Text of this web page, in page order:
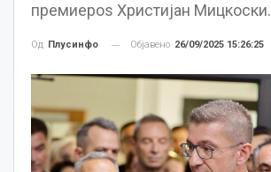
премиероѕ Христијан Мицкоски.
Од Плусинфо Објавено 26/09/2025 15:26:25